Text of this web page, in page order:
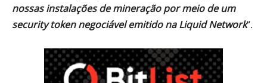
nossas instalações de mineração por meio de um
security token negociável emitido na Liquid Network“.